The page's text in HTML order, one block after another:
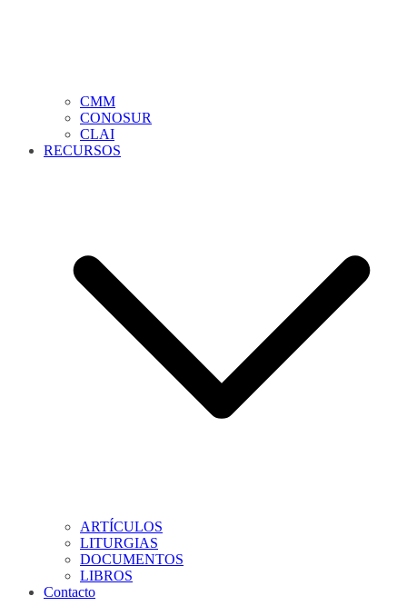
CMM
CONOSUR
CLAI
RECURSOS
ARTÍCULOS
LITURGIAS
DOCUMENTOS
LIBROS
Contacto